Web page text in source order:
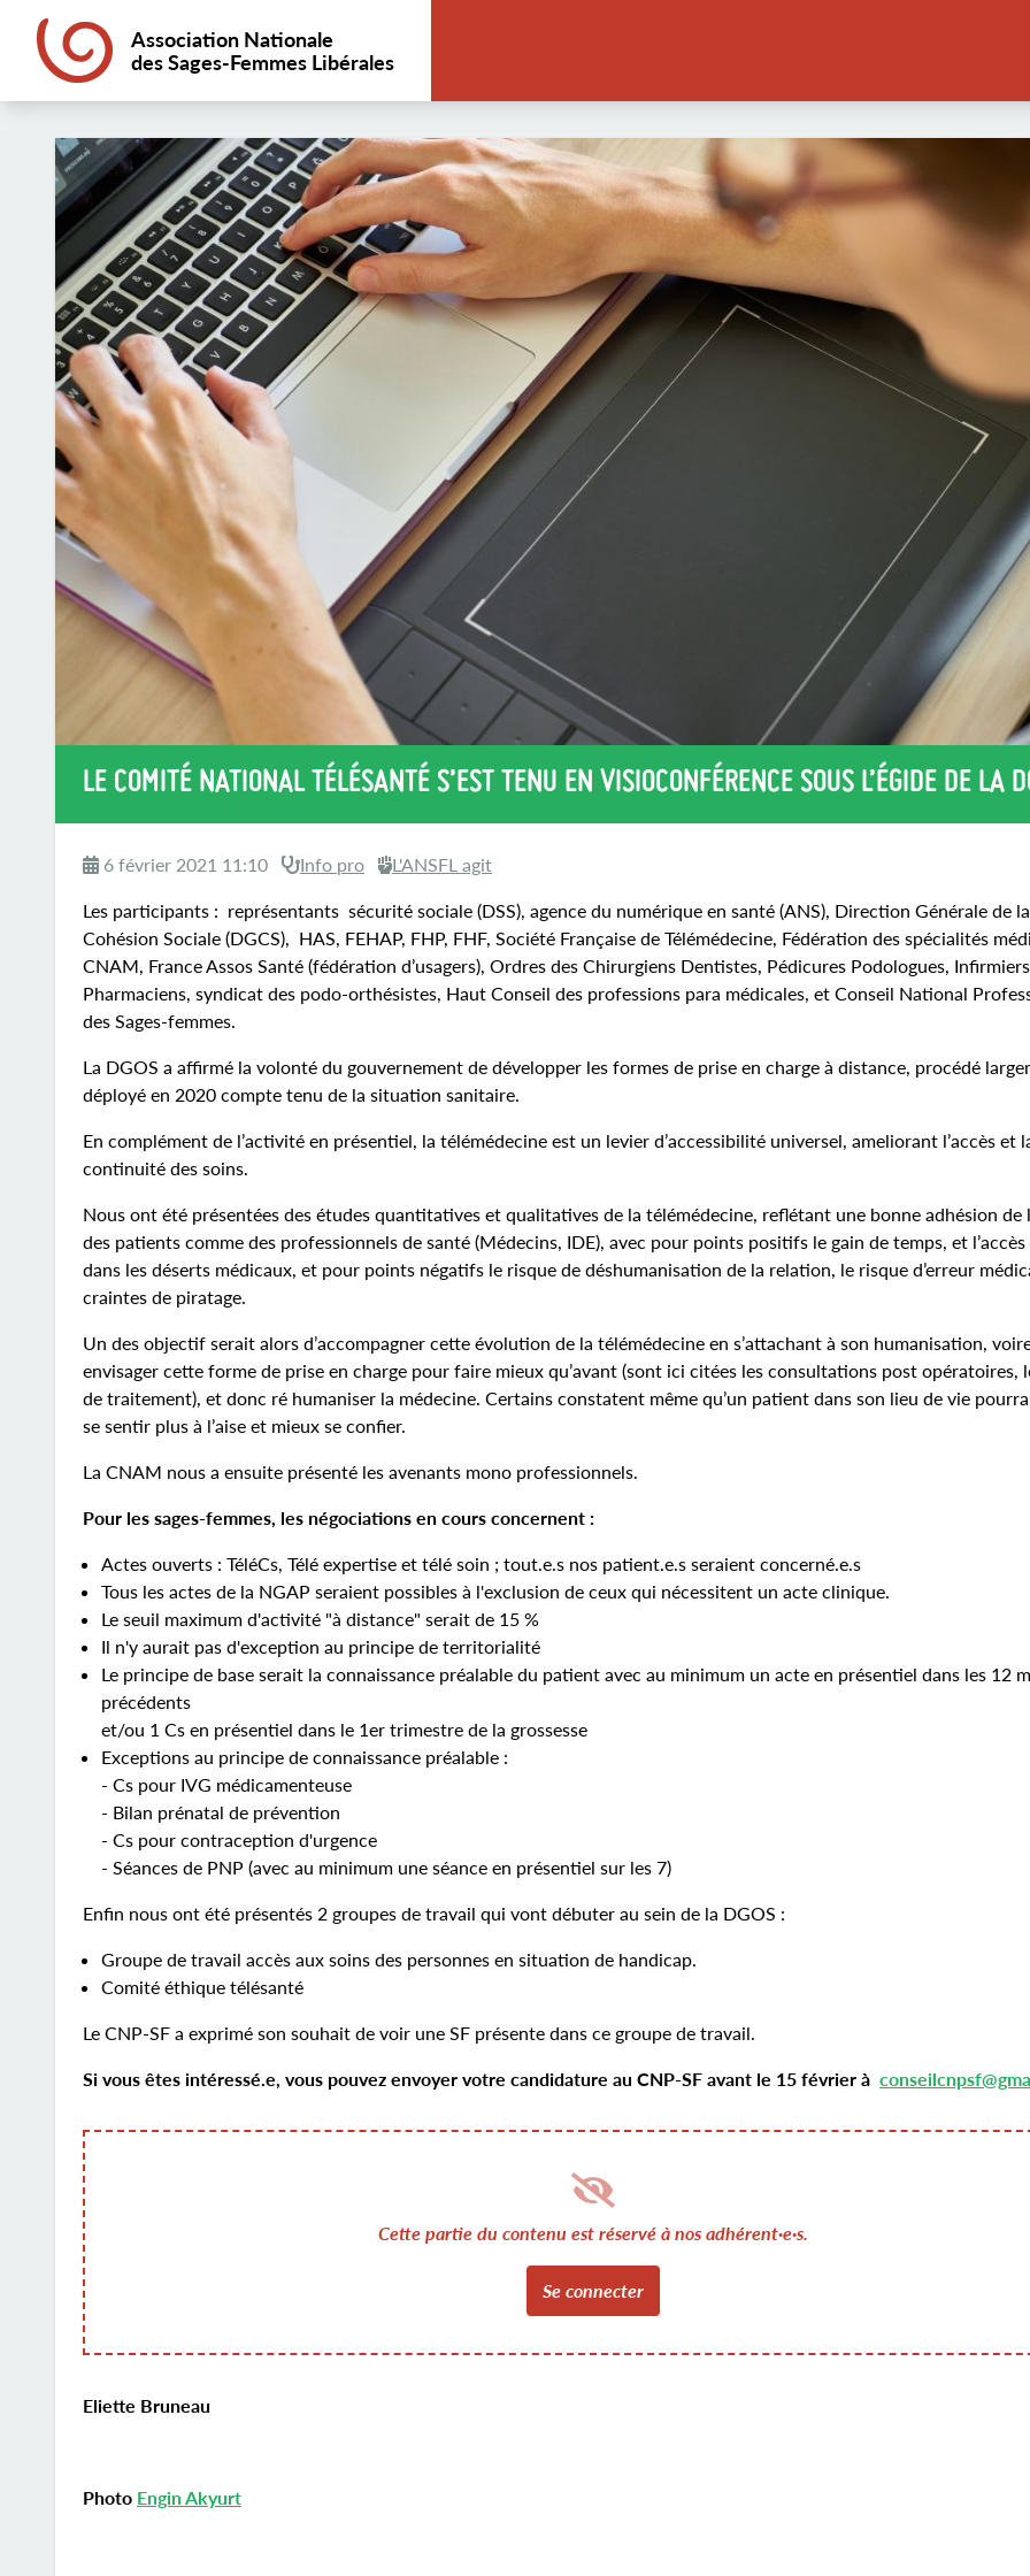
Association Nationale
des Sages-Femmes Libérales
LE COMITÉ NATIONAL TÉLÉSANTÉ S’EST TENU EN VISIOCONFÉRENCE SOUS L’ÉGIDE DE LA
6 février 2021 11:10 Info pro L'ANSFL agit
Les participants : représentants sécurité sociale (DSS), agence du numérique en santé (ANS), Direction Générale de la
Cohésion Sociale (DGCS), HAS, FEHAP, FHP, FHF, Société Française de Télémédecine, Fédération des spécialités
CNAM, France Assos Santé (fédération d’usagers), Ordres des Chirurgiens Dentistes, Pédicures Podologues,
Pharmaciens, syndicat des podo-orthésistes, Haut Conseil des professions para médicales, et Conseil National
des Sages-femmes.
La DGOS a affirmé la volonté du gouvernement de développer les formes de prise en charge à distance, procédé
déployé en 2020 compte tenu de la situation sanitaire.
En complément de l’activité en présentiel, la télémédecine est un levier d’accessibilité universel, ameliorant l’accès et
continuité des soins.
Nous ont été présentées des études quantitatives et qualitatives de la télémédecine, reflétant une bonne adhésion de
des patients comme des professionnels de santé (Médecins, IDE), avec pour points positifs le gain de temps, et
dans les déserts médicaux, et pour points négatifs le risque de déshumanisation de la relation, le risque d’erreur
craintes de piratage.
Un des objectif serait alors d’accompagner cette évolution de la télémédecine en s’attachant à son humanisation,
envisager cette forme de prise en charge pour faire mieux qu’avant (sont ici citées les consultations post opératoires,
de traitement), et donc ré humaniser la médecine. Certains constatent même qu’un patient dans son lieu de vie
se sentir plus à l’aise et mieux se confier.
La CNAM nous a ensuite présenté les avenants mono professionnels.
Pour les sages-femmes, les négociations en cours concernent :
Actes ouverts : TéléCs, Télé expertise et télé soin ; tout.e.s nos patient.e.s seraient concerné.e.s
Tous les actes de la NGAP seraient possibles à l'exclusion de ceux qui nécessitent un acte clinique.
Le seuil maximum d'activité "à distance" serait de 15 %
Il n'y aurait pas d'exception au principe de territorialité
Le principe de base serait la connaissance préalable du patient avec au minimum un acte en présentiel dans les 12
précédents
et/ou 1 Cs en présentiel dans le 1er trimestre de la grossesse
Exceptions au principe de connaissance préalable :
- Cs pour IVG médicamenteuse
- Bilan prénatal de prévention
- Cs pour contraception d'urgence
- Séances de PNP (avec au minimum une séance en présentiel sur les 7)
Enfin nous ont été présentés 2 groupes de travail qui vont débuter au sein de la DGOS :
Groupe de travail accès aux soins des personnes en situation de handicap.
Comité éthique télésanté
Le CNP-SF a exprimé son souhait de voir une SF présente dans ce groupe de travail.
Si vous êtes intéressé.e, vous pouvez envoyer votre candidature au CNP-SF avant le 15 février à
Cette partie du contenu est réservé à nos adhérent·e·s.
Se connecter
Eliette Bruneau
Photo Engin Akyurt